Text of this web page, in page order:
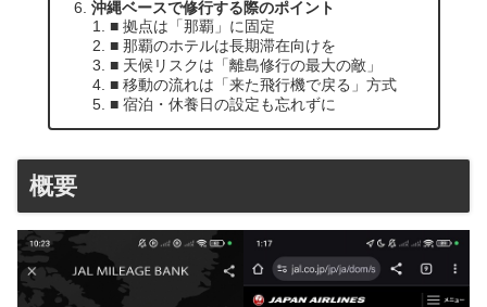
沖縄ベースで修行する際のポイント
■ 拠点は「那覇」に固定
■ 那覇のホテルは長期滞在向けを
■ 天候リスクは「離島修行の最大の敵」
■ 移動の流れは「来た飛行機で戻る」方式
■ 宿泊・休養日の設定も忘れずに
概要